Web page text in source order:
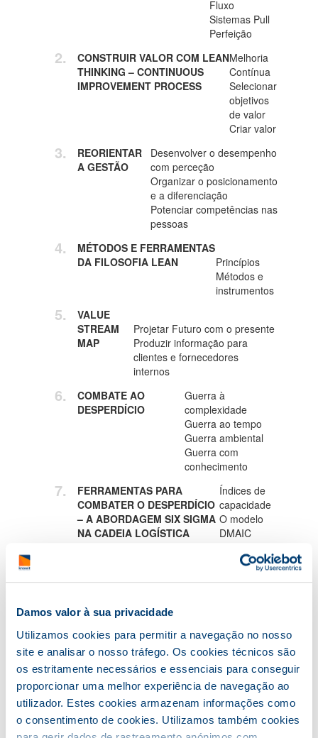
Damos valor à sua privacidade
Utilizamos cookies para permitir a navegação no nosso
site e analisar o nosso tráfego. Os cookies técnicos são
os estritamente necessários e essenciais para conseguir
proporcionar uma melhor experiência de navegação ao
utilizador. Estes cookies armazenam informações como
o consentimento de cookies. Utilizamos também cookies
Fluxo
Sistemas Pull
Perfeição
CONSTRUIR VALOR COM LEAN
THINKING – CONTINUOUS
IMPROVEMENT PROCESS
Melhoria
Contínua
Selecionar
objetivos
de valor
Criar valor
REORIENTAR
A GESTÃO
Desenvolver o desempenho
com perceção
Organizar o posicionamento
e a diferenciação
Potenciar competências nas
pessoas
MÉTODOS E FERRAMENTAS
DA FILOSOFIA LEAN
Princípios
Métodos e
instrumentos
VALUE
STREAM
MAP
Projetar Futuro com o presente
Produzir informação para
clientes e fornecedores
internos
COMBATE AO
DESPERDÍCIO
Guerra à
complexidade
Guerra ao tempo
Guerra ambiental
Guerra com
conhecimento
FERRAMENTAS PARA
COMBATER O DESPERDÍCIO
– A ABORDAGEM SIX SIGMA
NA CADEIA LOGÍSTICA
Índices de
capacidade
O modelo
DMAIC
Cadeia
Logística
ESTADO-DA-ARTE SCOR NA
OBTENÇÃO DE VALOR
SUSTENTADA NUMA
PERSPETIVA SUSTENTÁVEL
Indicadores
de boas
práticas
Evolução